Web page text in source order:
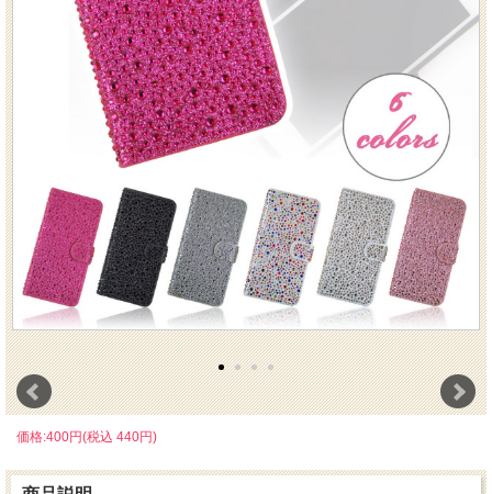
価格:400円(税込 440円)